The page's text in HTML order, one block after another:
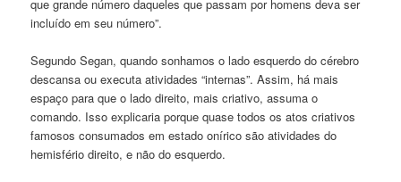
que grande número daqueles que passam por homens deva ser
incluído em seu número”.
Segundo Segan, quando sonhamos o lado esquerdo do cérebro
descansa ou executa atividades “internas”. Assim, há mais
espaço para que o lado direito, mais criativo, assuma o
comando. Isso explicaria porque quase todos os atos criativos
famosos consumados em estado onírico são atividades do
hemisfério direito, e não do esquerdo.